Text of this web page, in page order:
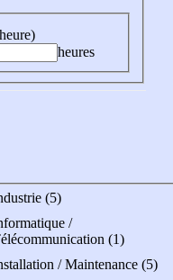
heures
(5)
/
(1)
/ Maintenance (5)